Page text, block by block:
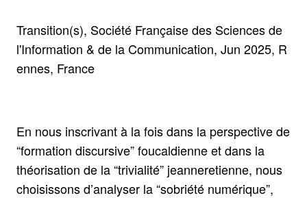
Transition(s), Société Française des Sciences de
l'Information & de la Communication, Jun 2025, R
ennes, France
En nous inscrivant à la fois dans la perspective de
“formation discursive” foucaldienne et dans la
théorisation de la “trivialité” jeanneretienne, nous
choisissons d’analyser la “sobriété numérique”,